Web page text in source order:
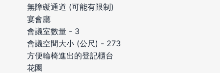
無障礙通道 (可能有限制)
宴會廳
會議室數量 - 3
會議空間大小 (公尺) - 273
方便輪椅進出的登記櫃台
花園